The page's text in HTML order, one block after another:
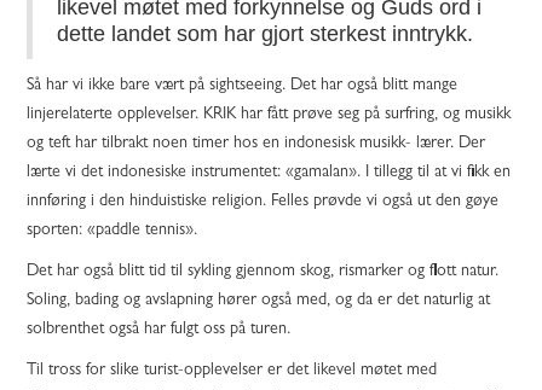
likevel møtet med forkynnelse og Guds ord i
dette landet som har gjort sterkest inntrykk.
Så har vi ikke bare vært på sightseeing. Det har også blitt mange
linjerelaterte opplevelser. KRIK har fått prøve seg på surfring, og musikk
og teft har tilbrakt noen timer hos en indonesisk musikk- lærer. Der
lærte vi det indonesiske instrumentet: «gamalan». I tillegg til at vi fikk en
innføring i den hinduistiske religion. Felles prøvde vi også ut den gøye
sporten: «paddle tennis».
Det har også blitt tid til sykling gjennom skog, rismarker og flott natur.
Soling, bading og avslapning hører også med, og da er det naturlig at
solbrenthet også har fulgt oss på turen.
Til tross for slike turist-opplevelser er det likevel møtet med